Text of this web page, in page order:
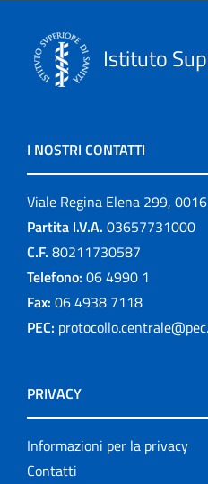
Istituto
I NOSTRI CONTATTI
Viale Regina Elena 299,
Partita I.V.A. 03657731000
C.F. 80211730587
Telefono: 06 4990 1
Fax: 06 4938 7118
PEC:
PRIVACY
Informazioni per la privacy
Contatti